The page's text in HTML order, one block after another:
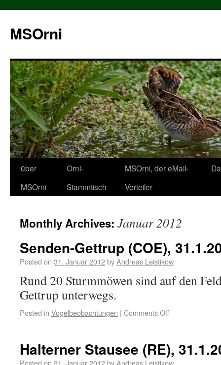
MSOrni
über
MSOrni
Orni-
Stammtisch
MSOrni, der eMail-
Verteiler
Monthly Archives: Januar 2012
Senden-Gettrup (COE),
Posted on 31. Januar 2012byAndreas Leistikow
Rund 20 Sturmmöwen sind auf den
Gettrup unterwegs.
Posted in Vogelbeobachtungen | Comments Off
Halterner Stausee (RE),
Posted on 31. Januar 2012byAndreas Leistikow